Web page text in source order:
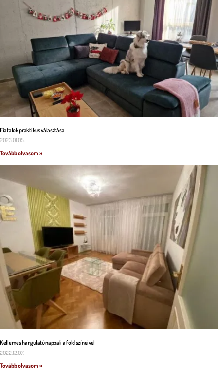
Fiatalok praktikus választása
2023.01.05.
Tovább olvasom »
Kellemes hangulatú nappali a föld színeivel
2022.12.07.
Tovább olvasom »